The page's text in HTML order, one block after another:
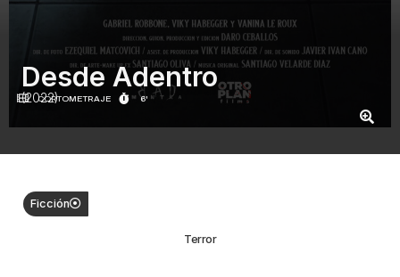
CORTOMETRAJE 6'
Desde Adentro
(2022)
Ficción
Terror